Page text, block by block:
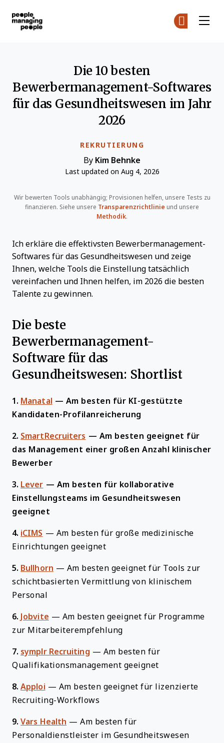
REKRUTIERUNG
Die 10 besten
Bewerbermanagement-Softwares
für das Gesundheitswesen im Jahr
2026
By Kim Behnke
Last updated on Aug 4, 2026
Wir bewerten Tools unabhängig; Provisionen helfen, unsere Tests zu
finanzieren. Siehe unsere Transparenzrichtlinie und unsere
Methodik.
Ich erkläre die effektivsten Bewerbermanagement-
Softwares für das Gesundheitswesen und zeige
Ihnen, welche Tools die Einstellung tatsächlich
vereinfachen und Ihnen helfen, im 2026 die besten
Talente zu gewinnen.
Die beste
Bewerbermanagement-
Software für das
Gesundheitswesen: Shortlist
1. Manatal — Am besten für KI-gestützte
Kandidaten-Profilanreicherung
2. SmartRecruiters — Am besten geeignet für
das Management einer großen Anzahl klinischer
Bewerber
3. Lever — Am besten für kollaborative
Einstellungsteams im Gesundheitswesen
geeignet
4. iCIMS — Am besten für große medizinische
Einrichtungen geeignet
5. Bullhorn — Am besten geeignet für Tools zur
schichtbasierten Vermittlung von klinischem
Personal
6. Jobvite — Am besten geeignet für Programme
zur Mitarbeiterempfehlung
7. symplr Recruiting — Am besten für
Qualifikationsmanagement geeignet
8. Apploi — Am besten geeignet für lizenzierte
Recruiting-Workflows
9. Vars Health —Am besten für
Personaldienstleister im Gesundheitswesen